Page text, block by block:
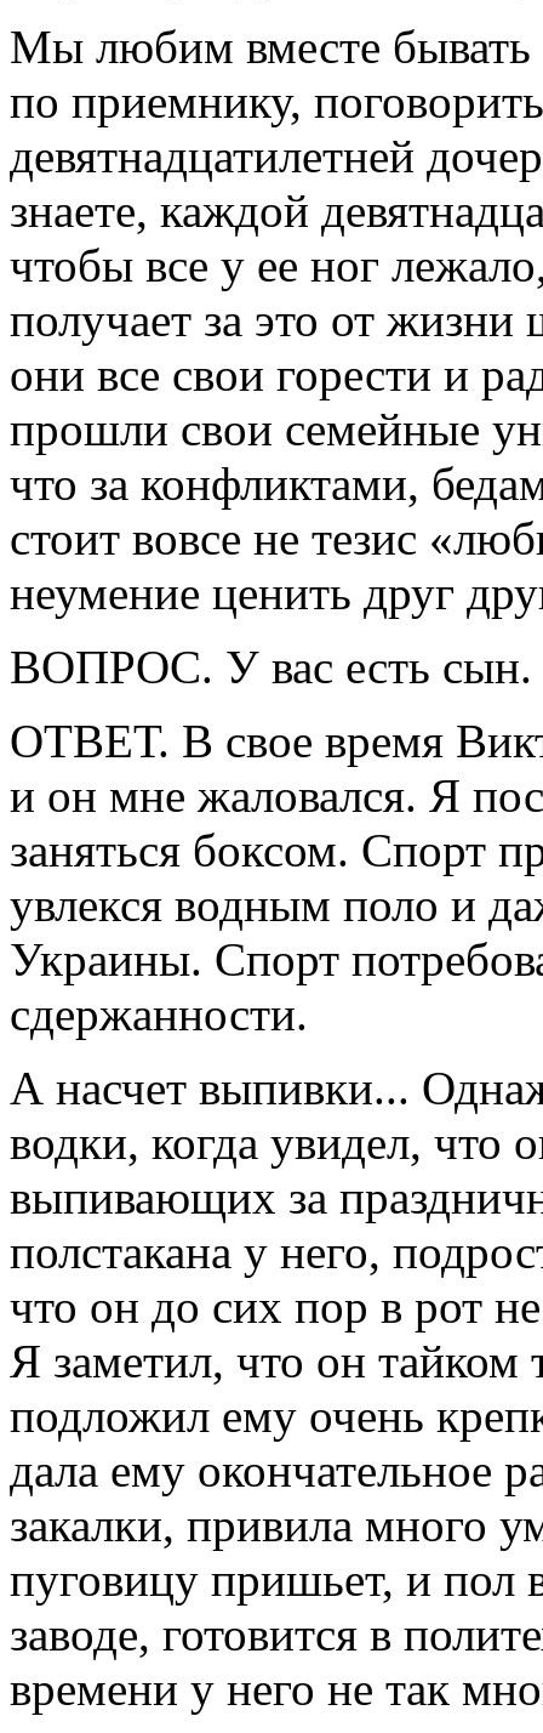
Мы любим вместе бывать
по приемнику,
девятнадцатилетней
знаете, каждой
чтобы все у ее ног
получает за это от
они все свои горести и
прошли свои семейные
что за конфликтами,
стоит вовсе не тезис
неумение ценить друг
ВОПРОС. У вас есть сын.
ОТВЕТ. В свое время
и он мне жаловался. Я
заняться боксом. Спорт
увлекся водным поло и
Украины. Спорт
сдержанности.
А насчет выпивки...
водки, когда увидел, что
выпивающих за
полстакана у него,
что он до сих пор в рот
Я заметил, что он тайком
подложил ему очень
дала ему окончательное
закалки, привила много
пуговицу пришьет, и пол
заводе, готовится в
времени у него не так